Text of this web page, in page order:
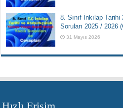
8. Sınıf İnkılap
Soruları 2025 / 2026
31 Mayıs 2026